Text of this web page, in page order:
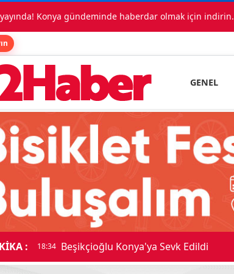
Konya gündeminde haberdar olmak için indirin.
GENEL
: 18:34 Beşikçioğlu Konya'ya Sevk Edildi